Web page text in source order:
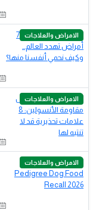
الامراض والعلاجات
الامراض والعلاجات
الامراض والعلاجات